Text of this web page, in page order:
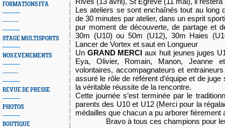
FORMATIONS FFA
--------
STAGE MULTISPORTS
NOS EVENEMENTS
--------
REVUE DE PRESSE
PHOTOS
BOUTIQUE
Les ateliers se sont enchaînés tout au long
de 30 minutes par atelier, dans un esprit
pur moment de découverte, de partage et
30m (U10) ou 50m (U12), 30m Haies
Lancer de Vortex et saut en Longueur
Un GRAND MERCIaux huit jeunes juges
Eya, Olivier, Romain, Manon, Jeanne
volontaires, accompagnateurs et
assuré le rôle de référent d’équipe et de
la véritable réussite de la rencontre.
Cette journée s’est terminée par le
parents des U10 et U12 (Merci pour la
médailles que chacun a pu arborer fièrement
Bravo à tous ces champions pour